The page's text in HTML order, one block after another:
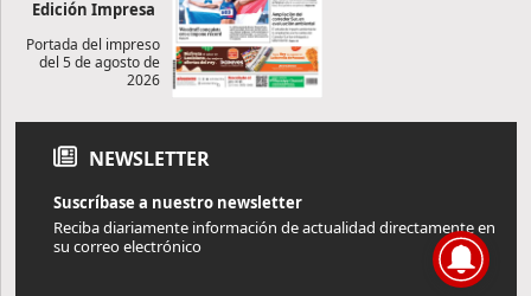
Edición Impresa
Portada del impreso
del 5 de agosto de
2026
NEWSLETTER
Suscríbase a nuestro newsletter
Reciba diariamente información de actualidad directamente en
su correo electrónico